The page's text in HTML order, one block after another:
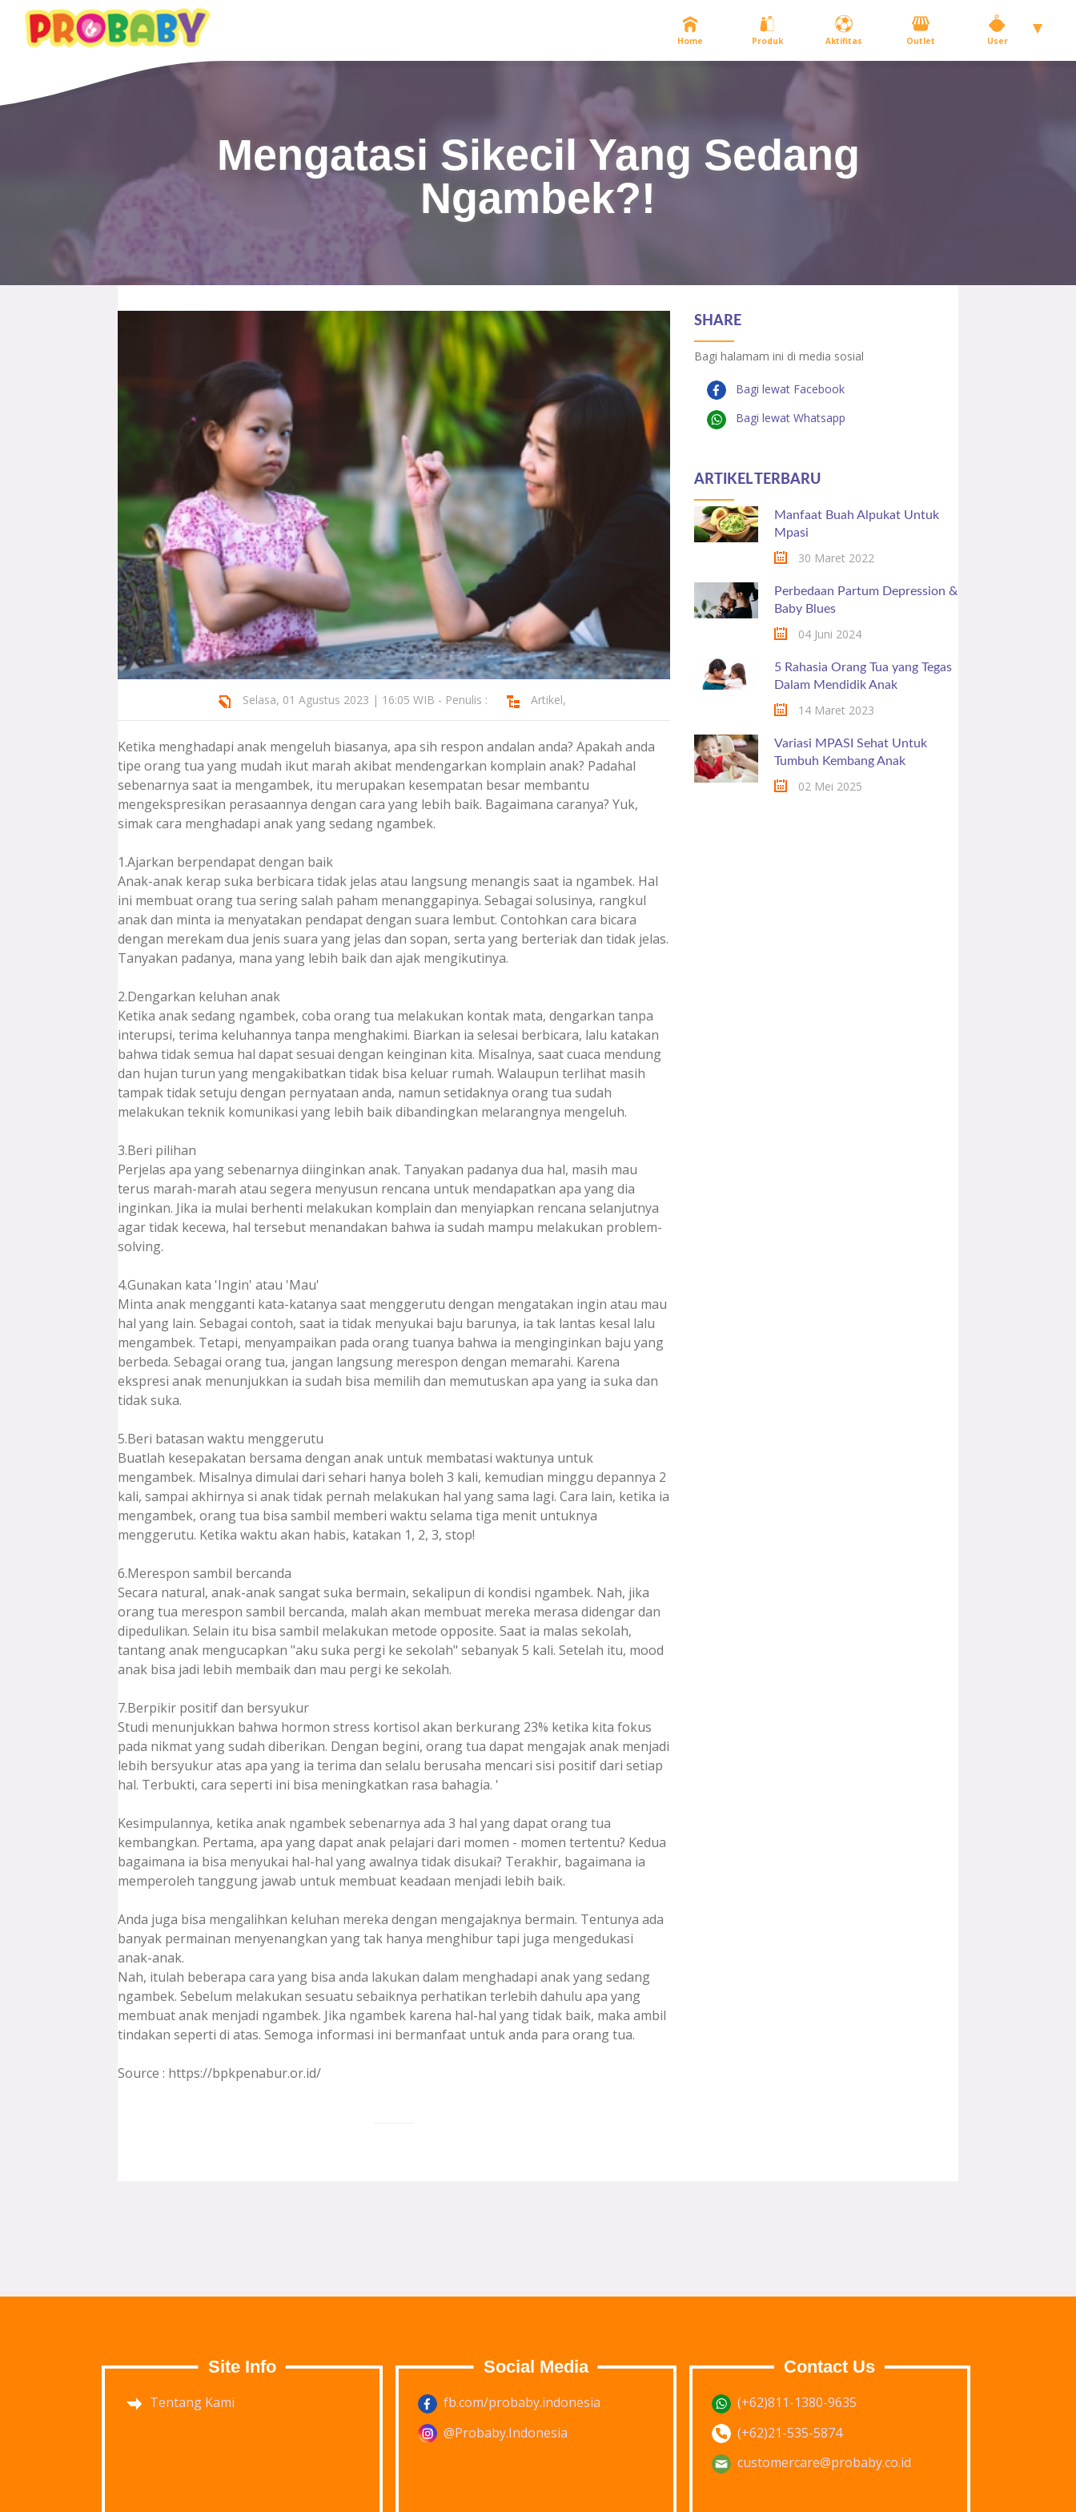
Home Produk Aktifitas Outlet User
Mengatasi Sikecil Yang Sedang
Ngambek?!
Selasa, 01 Agustus 2023 | 16:05 WIB - Penulis : Artikel,
Ketika menghadapi anak mengeluh biasanya, apa sih respon andalan anda? Apakah anda
tipe orang tua yang mudah ikut marah akibat mendengarkan komplain anak? Padahal
sebenarnya saat ia mengambek, itu merupakan kesempatan besar membantu
mengekspresikan perasaannya dengan cara yang lebih baik. Bagaimana caranya? Yuk,
simak cara menghadapi anak yang sedang ngambek.
1.Ajarkan berpendapat dengan baik
Anak-anak kerap suka berbicara tidak jelas atau langsung menangis saat ia ngambek. Hal
ini membuat orang tua sering salah paham menanggapinya. Sebagai solusinya, rangkul
anak dan minta ia menyatakan pendapat dengan suara lembut. Contohkan cara bicara
dengan merekam dua jenis suara yang jelas dan sopan, serta yang berteriak dan tidak jelas.
Tanyakan padanya, mana yang lebih baik dan ajak mengikutinya.
2.Dengarkan keluhan anak
Ketika anak sedang ngambek, coba orang tua melakukan kontak mata, dengarkan tanpa
interupsi, terima keluhannya tanpa menghakimi. Biarkan ia selesai berbicara, lalu katakan
bahwa tidak semua hal dapat sesuai dengan keinginan kita. Misalnya, saat cuaca mendung
dan hujan turun yang mengakibatkan tidak bisa keluar rumah. Walaupun terlihat masih
tampak tidak setuju dengan pernyataan anda, namun setidaknya orang tua sudah
melakukan teknik komunikasi yang lebih baik dibandingkan melarangnya mengeluh.
3.Beri pilihan
Perjelas apa yang sebenarnya diinginkan anak. Tanyakan padanya dua hal, masih mau
terus marah-marah atau segera menyusun rencana untuk mendapatkan apa yang dia
inginkan. Jika ia mulai berhenti melakukan komplain dan menyiapkan rencana selanjutnya
agar tidak kecewa, hal tersebut menandakan bahwa ia sudah mampu melakukan problem-
solving.
4.Gunakan kata 'Ingin' atau 'Mau'
Minta anak mengganti kata-katanya saat menggerutu dengan mengatakan ingin atau mau
hal yang lain. Sebagai contoh, saat ia tidak menyukai baju barunya, ia tak lantas kesal lalu
mengambek. Tetapi, menyampaikan pada orang tuanya bahwa ia menginginkan baju yang
berbeda. Sebagai orang tua, jangan langsung merespon dengan memarahi. Karena
ekspresi anak menunjukkan ia sudah bisa memilih dan memutuskan apa yang ia suka dan
tidak suka.
5.Beri batasan waktu menggerutu
Buatlah kesepakatan bersama dengan anak untuk membatasi waktunya untuk
mengambek. Misalnya dimulai dari sehari hanya boleh 3 kali, kemudian minggu depannya 2
kali, sampai akhirnya si anak tidak pernah melakukan hal yang sama lagi. Cara lain, ketika ia
mengambek, orang tua bisa sambil memberi waktu selama tiga menit untuknya
menggerutu. Ketika waktu akan habis, katakan 1, 2, 3, stop!
6.Merespon sambil bercanda
Secara natural, anak-anak sangat suka bermain, sekalipun di kondisi ngambek. Nah, jika
orang tua merespon sambil bercanda, malah akan membuat mereka merasa didengar dan
dipedulikan. Selain itu bisa sambil melakukan metode opposite. Saat ia malas sekolah,
tantang anak mengucapkan "aku suka pergi ke sekolah" sebanyak 5 kali. Setelah itu, mood
anak bisa jadi lebih membaik dan mau pergi ke sekolah.
7.Berpikir positif dan bersyukur
Studi menunjukkan bahwa hormon stress kortisol akan berkurang 23% ketika kita fokus
pada nikmat yang sudah diberikan. Dengan begini, orang tua dapat mengajak anak menjadi
lebih bersyukur atas apa yang ia terima dan selalu berusaha mencari sisi positif dari setiap
hal. Terbukti, cara seperti ini bisa meningkatkan rasa bahagia. '
Kesimpulannya, ketika anak ngambek sebenarnya ada 3 hal yang dapat orang tua
kembangkan. Pertama, apa yang dapat anak pelajari dari momen - momen tertentu? Kedua
bagaimana ia bisa menyukai hal-hal yang awalnya tidak disukai? Terakhir, bagaimana ia
memperoleh tanggung jawab untuk membuat keadaan menjadi lebih baik.
Anda juga bisa mengalihkan keluhan mereka dengan mengajaknya bermain. Tentunya ada
banyak permainan menyenangkan yang tak hanya menghibur tapi juga mengedukasi
anak-anak.
Nah, itulah beberapa cara yang bisa anda lakukan dalam menghadapi anak yang sedang
ngambek. Sebelum melakukan sesuatu sebaiknya perhatikan terlebih dahulu apa yang
membuat anak menjadi ngambek. Jika ngambek karena hal-hal yang tidak baik, maka ambil
tindakan seperti di atas. Semoga informasi ini bermanfaat untuk anda para orang tua.
Source : https://bpkpenabur.or.id/
SHARE
Bagi halamam ini di media sosial
Bagi lewat Facebook
Bagi lewat Whatsapp
ARTIKEL TERBARU
Manfaat Buah Alpukat Untuk
Mpasi
30 Maret 2022
Perbedaan Partum Depression &
Baby Blues
04 Juni 2024
5 Rahasia Orang Tua yang Tegas
Dalam Mendidik Anak
14 Maret 2023
Variasi MPASI Sehat Untuk
Tumbuh Kembang Anak
02 Mei 2025
Site Info
Tentang Kami
Social Media
fb.com/probaby.indonesia
@Probaby.Indonesia
Contact Us
(+62)811-1380-9635
(+62)21-535-5874
customercare@probaby.co.id